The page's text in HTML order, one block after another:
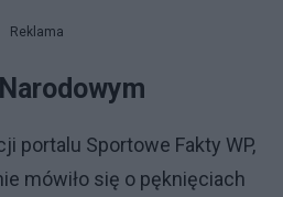
Reklama
portalu Sportowe Fakty WP,
mówiło się o pęknięciach